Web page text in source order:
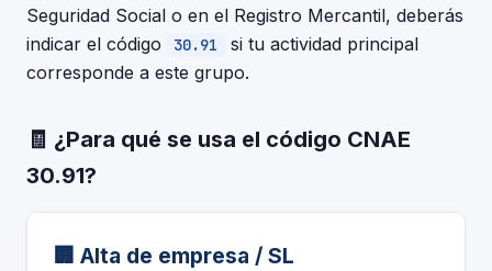
Seguridad Social o en el Registro Mercantil, deberás
indicar el código
30.91
si tu actividad principal
corresponde a este grupo.
🧾 ¿Para qué se usa el código CNAE
30.91?
🏢 Alta de empresa / SL